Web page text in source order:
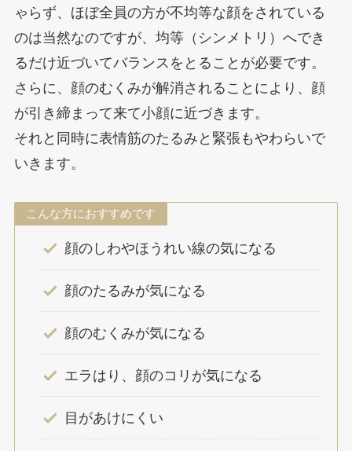
ゃらず、ほぼ全員の方が不均等な顔をされている
のは当然なのですが、均等（シンメトリ）へでき
るだけ近づいてバランスをとることが必要です。
さらに、顔のむくみが解消されることにより、顔
が引き締まって来て小顔に近づきます。
それと同時に表情筋のたるみと緊張もやわらいで
いきます。
こんな方におすすめです
顔のしわやほうれい線の気になる
顔のたるみが気になる
顔のむくみが気になる
エラはり、顔のコリが気になる
目があけにくい